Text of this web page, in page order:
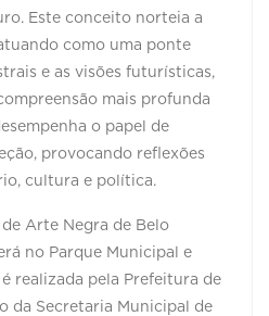
Este conceito norteia a
como uma ponte
e as visões futurísticas,
mais profunda
o papel de
provocando reflexões
cultura e política.
de Arte Negra de Belo
no Parque Municipal e
realizada pela Prefeitura de
da Secretaria Municipal de